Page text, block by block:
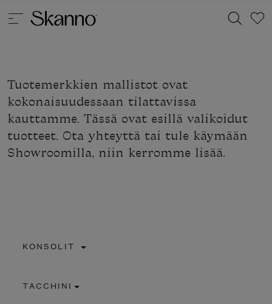
Haku
Type 2 or more characters for results.
Tuotemerkkien mallistot ovat
kokonaisuudessaan tilattavissa
kauttamme. Tässä ovat esillä valikoidut
tuotteet. Ota yhteyttä tai tule käymään
Showroomilla, niin kerromme lisää.
KONSOLIT
TACCHINI